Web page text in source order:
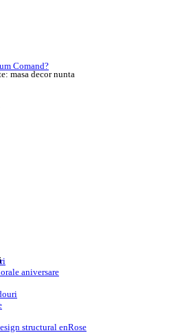
Comand?
aniversare
structural enRose
masa decor nunta